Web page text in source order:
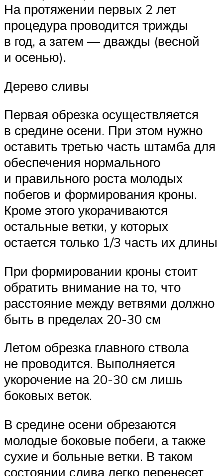
На протяжении первых 2 лет
процедура проводится трижды
в год, а затем — дважды (весной
и осенью).
Дерево сливы
Первая обрезка осуществляется
в средине осени. При этом нужно
оставить третью часть штамба для
обеспечения нормального
и правильного роста молодых
побегов и формирования кроны.
Кроме этого укорачиваются
остальные ветки, у которых
остается только 1/3 часть их длины
При формировании кроны стоит
обратить внимание на то, что
расстояние между ветвями должно
быть в пределах 20-30 см
Летом обрезка главного ствола
не проводится. Выполняется
укорочение на 20-30 см лишь
боковых веток.
В средине осени обрезаются
молодые боковые побеги, а также
сухие и больные ветки. В таком
состоянии слива легко перенесет